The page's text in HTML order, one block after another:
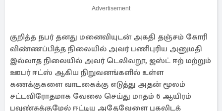
Advertisement
குறித்த நபர் தனது மனைவியுடன் அகதி தஞ்சம் கோரி
விண்ணப்பித்த நிலையில் அவர் பணிபுரிய அனுமதி
இல்லாத நிலையில் அவர் டெலிவறூ, ஜஸ்ட் ஈற் மற்றும்
ஊபர் ஈட்ஸ் ஆகிய நிறுவனங்களில் உள்ள
கணக்குகளை வாடகைக்கு எடுத்து அதன் மூலம்
சட்டவிரோதமாக வேலை செய்து மாதம் 6 ஆயிரம்
பவுண்சுக்குமேல் ஈட்டிய அதேவேளை புகலிடக்